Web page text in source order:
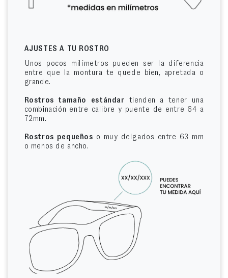
AJUSTES A TU ROSTRO
Unos pocos milímetros pueden ser la diferencia
entre que la montura te quede bien, apretada o
grande.
Rostros tamaño estándar tienden a tener una
combinación entre calibre y puente de entre 64 a
72mm.
Rostros pequeños o muy delgados entre 63 mm
o menos de ancho.